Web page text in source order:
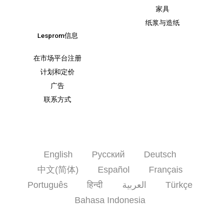
家具
纸浆与造纸
Lesprom信息
在市场平台注册
计划和定价
广告
联系方式
English Русский
Deutsch
中文(简体)
Español
Français
Português
हिन्दी العربية
Türkçe
Bahasa Indonesia